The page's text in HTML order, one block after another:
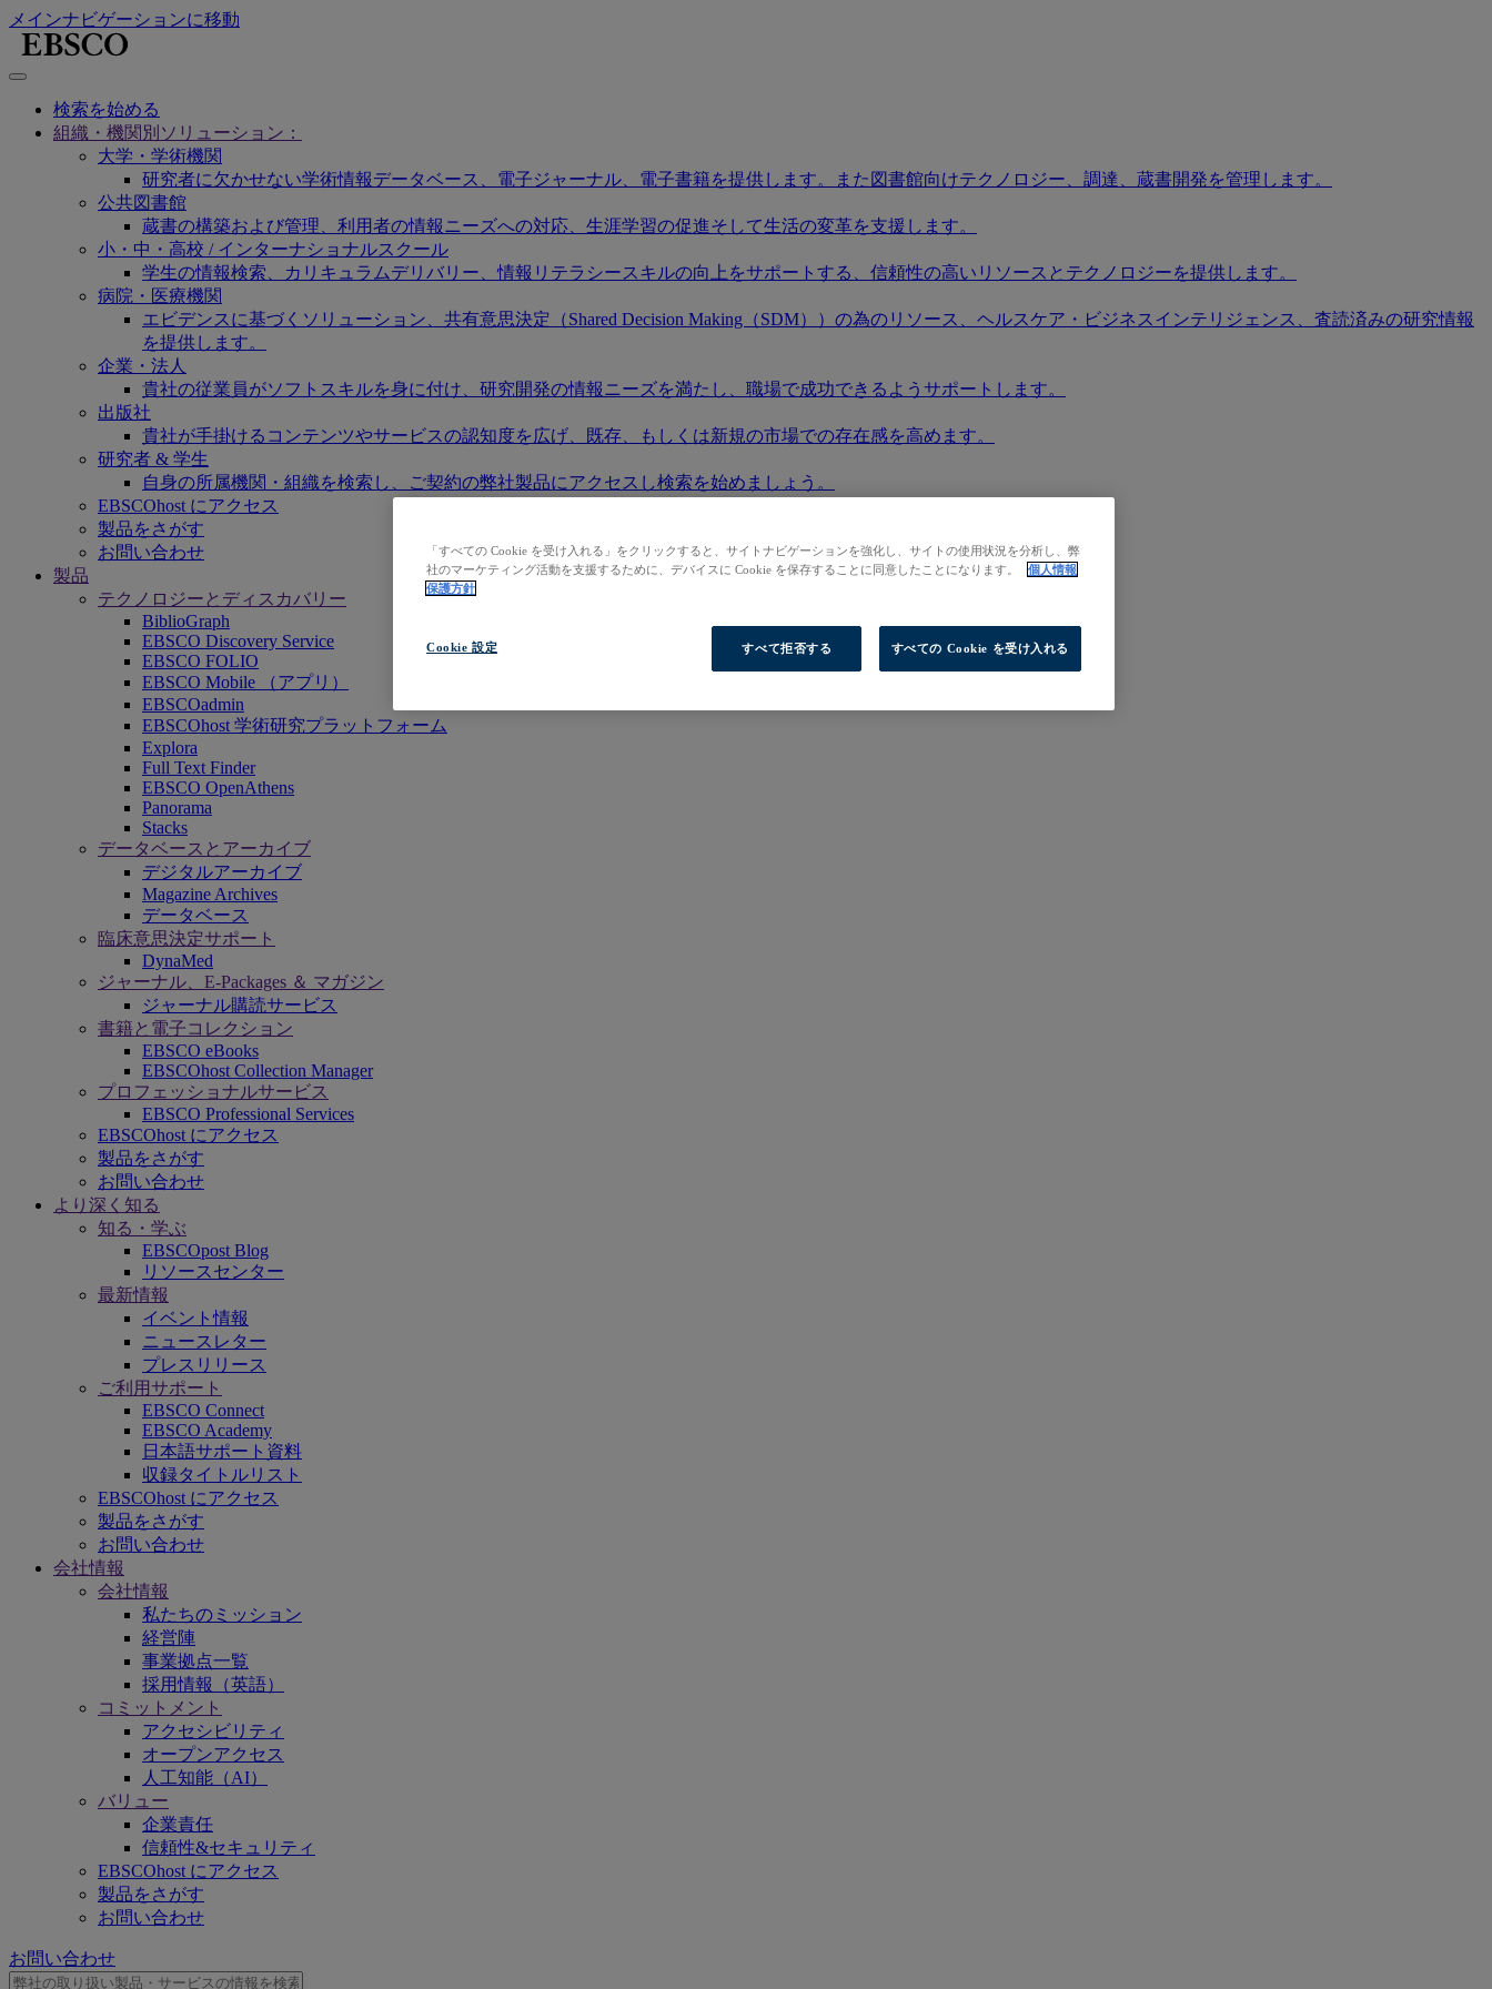
メインナビゲーションに移動
検索を始める
組織・機関別ソリューション：
大学・学術機関
研究者に欠かせない学術情報データベース、電子ジャーナル、電子書籍を提供します。また図書館向けテクノロジー、調達、蔵書開発を管理します。
公共図書館
蔵書の構築および管理、利用者の情報ニーズへの対応、生涯学習の促進そして生活の変革を支援します。
小・中・高校 / インターナショナルスクール
学生の情報検索、カリキュラムデリバリー、情報リテラシースキルの向上をサポートする、信頼性の高いリソースとテクノロジーを提供します。
病院・医療機関
エビデンスに基づくソリューション、共有意思決定（Shared Decision Making（SDM））の為のリソース、ヘルスケア・ビジネスインテリジェンス、査読済みの研究情報
を提供します。
企業・法人
貴社の従業員がソフトスキルを身に付け、研究開発の情報ニーズを満たし、職場で成功できるようサポートします。
出版社
貴社が手掛けるコンテンツやサービスの認知度を広げ、既存、もしくは新規の市場での存在感を高めます。
研究者 & 学生
自身の所属機関・組織を検索し、ご契約の弊社製品にアクセスし検索を始めましょう。
EBSCOhost にアクセス
製品をさがす
お問い合わせ
製品
テクノロジーとディスカバリー
BiblioGraph
EBSCO Discovery Service
EBSCO FOLIO
EBSCO Mobile （アプリ）
EBSCOadmin
EBSCOhost 学術研究プラットフォーム
Explora
Full Text Finder
EBSCO OpenAthens
Panorama
Stacks
データベースとアーカイブ
デジタルアーカイブ
Magazine Archives
データベース
臨床意思決定サポート
DynaMed
ジャーナル、E-Packages ＆ マガジン
ジャーナル購読サービス
書籍と電子コレクション
EBSCO eBooks
EBSCOhost Collection Manager
プロフェッショナルサービス
EBSCO Professional Services
EBSCOhost にアクセス
製品をさがす
お問い合わせ
より深く知る
知る・学ぶ
EBSCOpost Blog
リソースセンター
最新情報
イベント情報
ニュースレター
プレスリリース
ご利用サポート
EBSCO Connect
EBSCO Academy
日本語サポート資料
収録タイトルリスト
EBSCOhost にアクセス
製品をさがす
お問い合わせ
会社情報
会社情報
私たちのミッション
経営陣
事業拠点一覧
採用情報（英語）
コミットメント
アクセシビリティ
オープンアクセス
人工知能（AI）
バリュー
企業責任
信頼性&セキュリティ
EBSCOhost にアクセス
製品をさがす
お問い合わせ
お問い合わせ
「すべての Cookie を受け入れる」をクリックすると、サイトナビゲーションを強化し、サイトの使用状況を分析し、弊
社のマーケティング活動を支援するために、デバイスに Cookie を保存することに同意したことになります。
個人情報
保護方針
Cookie 設定 すべて拒否する すべての Cookie を受け入れる